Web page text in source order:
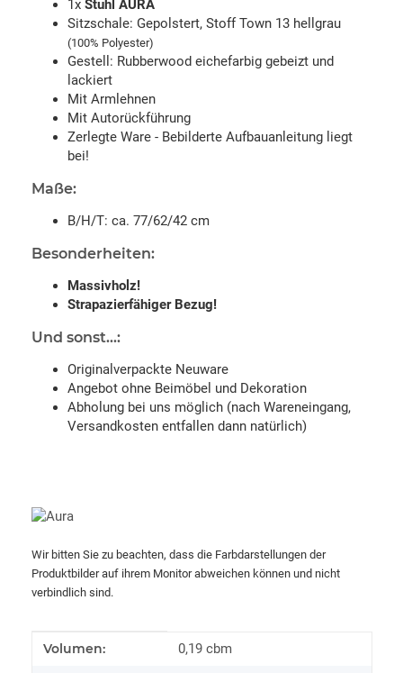
1x Stuhl AURA
Sitzschale: Gepolstert, Stoff Town 13 hellgrau
(100% Polyester)
Gestell: Rubberwood eichefarbig gebeizt und
lackiert
Mit Armlehnen
Mit Autorückführung
Zerlegte Ware - Bebilderte Aufbauanleitung liegt
bei!
Maße:
B/H/T: ca. 77/62/42 cm
Besonderheiten:
Massivholz!
Strapazierfähiger Bezug!
Und sonst...:
Originalverpackte Neuware
Angebot ohne Beimöbel und Dekoration
Abholung bei uns möglich (nach Wareneingang,
Versandkosten entfallen dann natürlich)
Wir bitten Sie zu beachten, dass die Farbdarstellungen der
Produktbilder auf ihrem Monitor abweichen können und nicht
verbindlich sind.
Produkteigenschaft
Wert
Volumen: 0,19 cbm